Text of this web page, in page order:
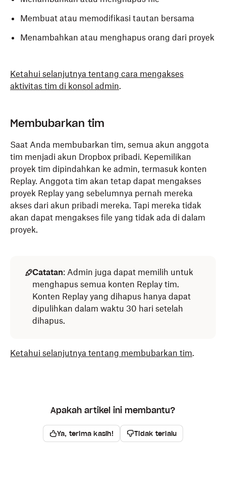
Membuat atau memodifikasi tautan bersama
Menambahkan atau menghapus orang dari proyek
Ketahui selanjutnya tentang cara mengakses
aktivitas tim di konsol admin.
Membubarkan tim
Saat Anda membubarkan tim, semua akun anggota
tim menjadi akun Dropbox pribadi. Kepemilikan
proyek tim dipindahkan ke admin, termasuk konten
Replay. Anggota tim akan tetap dapat mengakses
proyek Replay yang sebelumnya pernah mereka
akses dari akun pribadi mereka. Tapi mereka tidak
akan dapat mengakses file yang tidak ada di dalam
proyek.
Catatan: Admin juga dapat memilih untuk
menghapus semua konten Replay tim.
Konten Replay yang dihapus hanya dapat
dipulihkan dalam waktu 30 hari setelah
dihapus.
Ketahui selanjutnya tentang membubarkan tim.
Apakah artikel ini membantu?
Ya, terima kasih! Tidak terlalu